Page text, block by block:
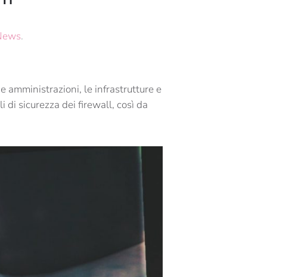
.
amministrazioni, le infrastrutture e
di sicurezza dei firewall, così da